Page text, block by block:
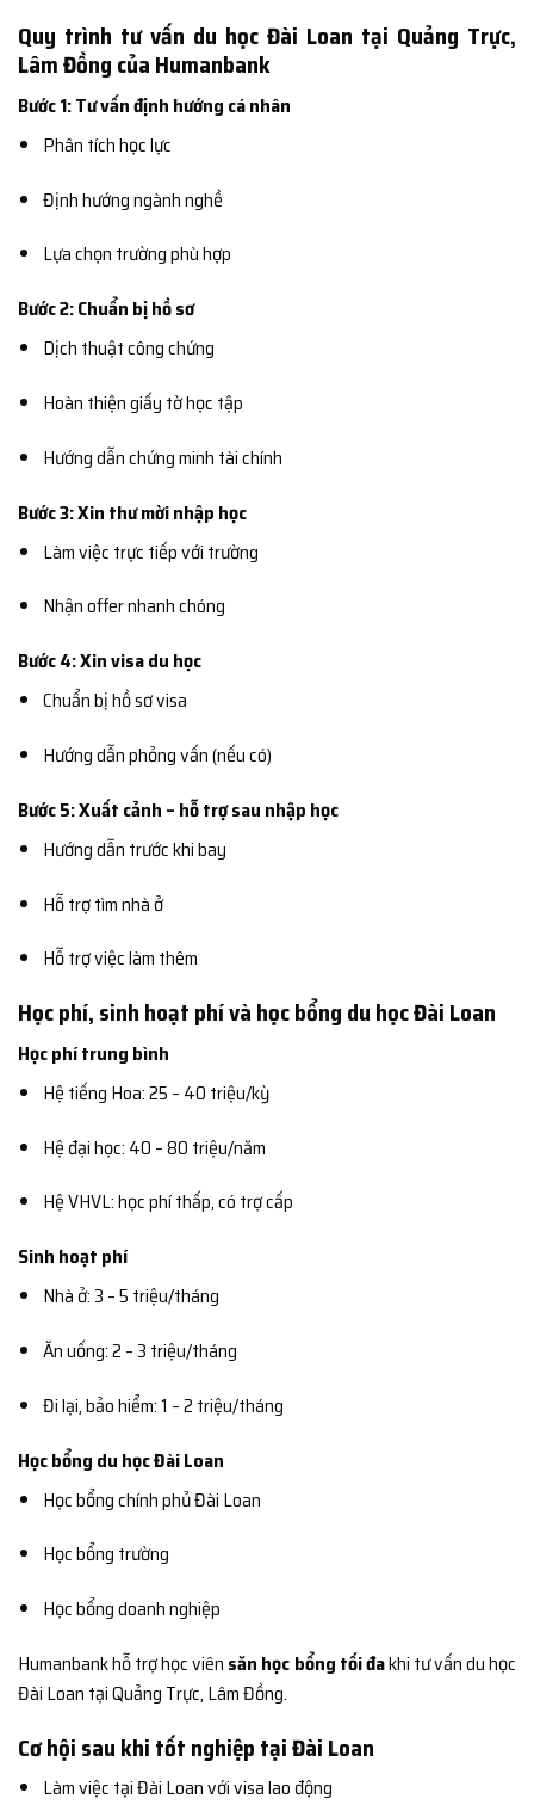
Quy trình tư vấn du học Đài Loan tại Quảng Trực,
Lâm Đồng của Humanbank
Bước 1: Tư vấn định hướng cá nhân
Phân tích học lực
Định hướng ngành nghề
Lựa chọn trường phù hợp
Bước 2: Chuẩn bị hồ sơ
Dịch thuật công chứng
Hoàn thiện giấy tờ học tập
Hướng dẫn chứng minh tài chính
Bước 3: Xin thư mời nhập học
Làm việc trực tiếp với trường
Nhận offer nhanh chóng
Bước 4: Xin visa du học
Chuẩn bị hồ sơ visa
Hướng dẫn phỏng vấn (nếu có)
Bước 5: Xuất cảnh – hỗ trợ sau nhập học
Hướng dẫn trước khi bay
Hỗ trợ tìm nhà ở
Hỗ trợ việc làm thêm
Học phí, sinh hoạt phí và học bổng du học Đài Loan
Học phí trung bình
Hệ tiếng Hoa: 25 – 40 triệu/kỳ
Hệ đại học: 40 – 80 triệu/năm
Hệ VHVL: học phí thấp, có trợ cấp
Sinh hoạt phí
Nhà ở: 3 – 5 triệu/tháng
Ăn uống: 2 – 3 triệu/tháng
Đi lại, bảo hiểm: 1 – 2 triệu/tháng
Học bổng du học Đài Loan
Học bổng chính phủ Đài Loan
Học bổng trường
Học bổng doanh nghiệp
Humanbank hỗ trợ học viên săn học bổng tối đakhi tư vấn du học
Đài Loan tại Quảng Trực, Lâm Đồng.
Cơ hội sau khi tốt nghiệp tại Đài Loan
Làm việc tại Đài Loan với visa lao động